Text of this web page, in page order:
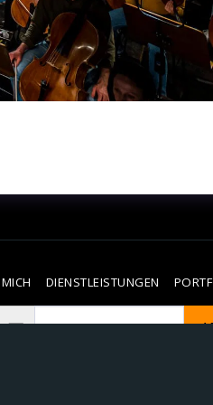
DIENSTLEISTUNGEN